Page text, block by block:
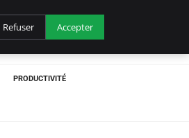
PRODUCTIVITÉ
Refuser Accepter